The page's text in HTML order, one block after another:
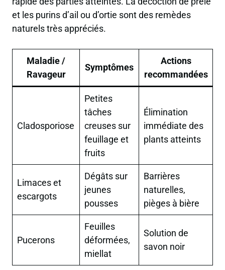
et les purins d’ail ou d’ortie sont des remèdes
naturels très appréciés.
Maladie /
Ravageur
Symptômes
Actions
recommandées
Cladosporiose
Petites
tâches
creuses sur
feuillage et
fruits
Élimination
immédiate des
plants atteints
Limaces et
escargots
Dégâts sur
jeunes
pousses
Barrières
naturelles,
pièges à bière
Pucerons
Feuilles
déformées,
miellat
Solution de
savon noir